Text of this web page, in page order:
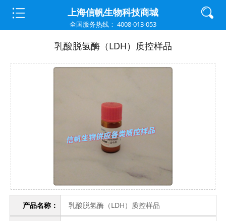
上海信帆生物科技商城
全国服务热线： 4008-013-053
首页> 炎症因子
乳酸脱氢酶（LDH）质控样品
产品名称： 乳酸脱氢酶（LDH）质控样品